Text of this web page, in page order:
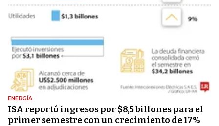
ENERGÍA
ISA reportó ingresos por $8,5 billones para el
primer semestre con un crecimiento de 17%